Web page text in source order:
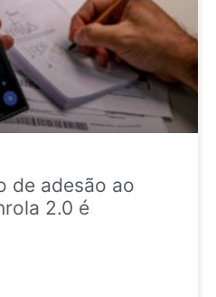
de adesão ao
2.0 é